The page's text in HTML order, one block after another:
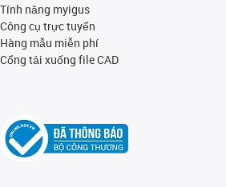
Tính năng myigus
Công cụ trực tuyến
Hàng mẫu miễn phí
Cổng tải xuống file CAD